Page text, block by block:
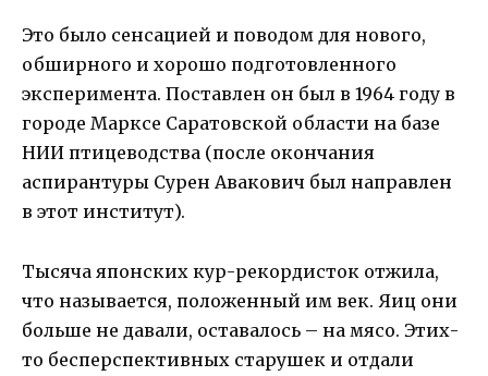
Это было сенсацией и поводом для нового,
обширного и хорошо подготовленного
эксперимента. Поставлен он был в 1964 году в
городе Марксе Саратовской области на базе
НИИ птицеводства (после окончания
аспирантуры Сурен Авакович был направлен
в этот институт).
Тысяча японских кур-рекордисток отжила,
что называется, положенный им век. Яиц они
больше не давали, оставалось – на мясо. Этих-
то бесперспективных старушек и отдали